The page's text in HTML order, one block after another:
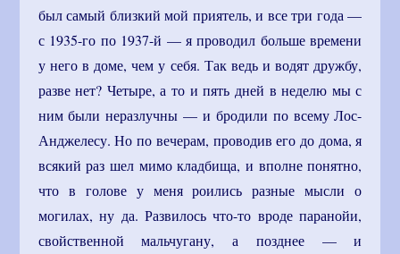
был самый близкий мой приятель, и все три года —
с 1935-го по 1937-й — я проводил больше времени
у него в доме, чем у себя. Так ведь и водят дружбу,
разве нет? Четыре, а то и пять дней в неделю мы с
ним были неразлучны — и бродили по всему Лос-
Анджелесу. Но по вечерам, проводив его до дома, я
всякий раз шел мимо кладбища, и вполне понятно,
что в голове у меня роились разные мысли о
могилах, ну да. Развилось что-то вроде паранойи,
свойственной мальчугану, а позднее — и